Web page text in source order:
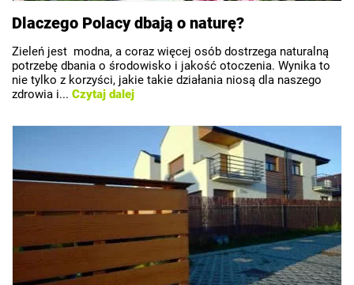
Dlaczego Polacy dbają o naturę?
Zieleń jest modna, a coraz więcej osób dostrzega naturalną
potrzebę dbania o środowisko i jakość otoczenia. Wynika to
nie tylko z korzyści, jakie takie działania niosą dla naszego
zdrowia i... Czytaj dalej